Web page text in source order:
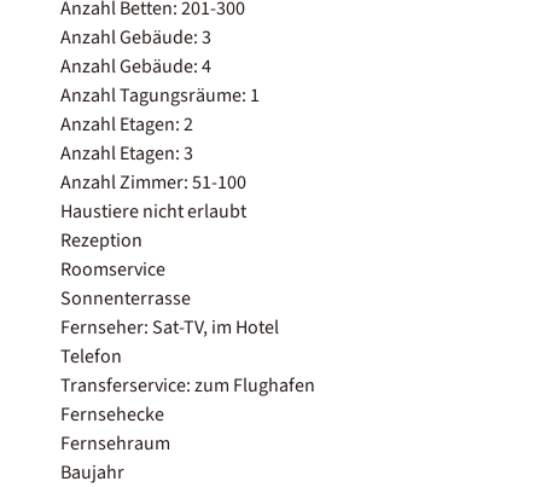
Anzahl Betten: 201-300
Anzahl Gebäude: 3
Anzahl Gebäude: 4
Anzahl Tagungsräume: 1
Anzahl Etagen: 2
Anzahl Etagen: 3
Anzahl Zimmer: 51-100
Haustiere nicht erlaubt
Rezeption
Roomservice
Sonnenterrasse
Fernseher: Sat-TV, im Hotel
Telefon
Transferservice: zum Flughafen
Fernsehecke
Fernsehraum
Baujahr